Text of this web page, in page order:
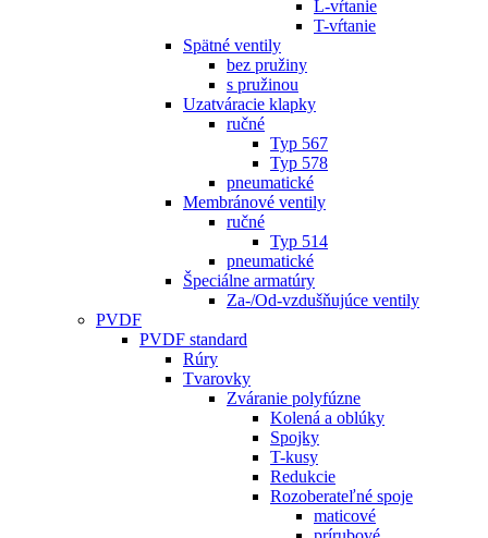
L-vŕtanie
T-vŕtanie
Spätné ventily
bez pružiny
s pružinou
Uzatváracie klapky
ručné
Typ 567
Typ 578
pneumatické
Membránové ventily
ručné
Typ 514
pneumatické
Špeciálne armatúry
Za-/Od-vzdušňujúce ventily
PVDF
PVDF standard
Rúry
Tvarovky
Zváranie polyfúzne
Kolená a oblúky
Spojky
T-kusy
Redukcie
Rozoberateľné spoje
maticové